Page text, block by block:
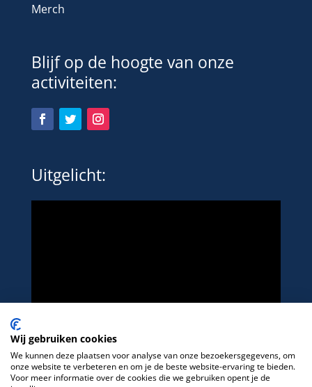
Merch
Blijf op de hoogte van onze
activiteiten:
Uitgelicht:
Wij gebruiken cookies
We kunnen deze plaatsen voor analyse van onze bezoekersgegevens, om
onze website te verbeteren en om je de beste website-ervaring te bieden.
Voor meer informatie over de cookies die we gebruiken opent je de